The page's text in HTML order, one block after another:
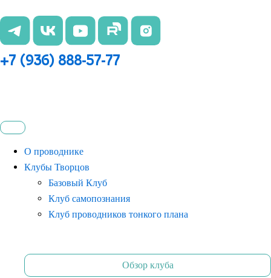
к
содержимому
+7 (936) 888-57-77
О проводнике
Клубы Творцов
Базовый Клуб
Клуб самопознания
Клуб проводников тонкого плана
Обзор клуба